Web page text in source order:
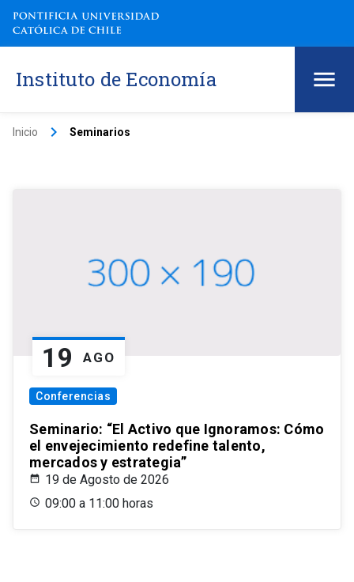
Instituto de Economía
Inicio keyboard_arrow_right Seminarios
19 AGO
Conferencias
Seminario: “El Activo que Ignoramos: Cómo
el envejecimiento redefine talento,
mercados y estrategia”
19 de Agosto de 2026
09:00 a 11:00 horas